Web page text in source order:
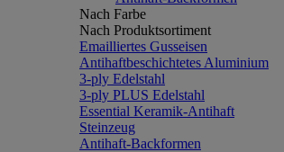
Nach Farbe
Nach Produktsortiment
Emailliertes Gusseisen
Antihaftbeschichtetes Aluminium
3-ply Edelstahl
3-ply PLUS Edelstahl
Essential Keramik-Antihaft
Steinzeug
Antihaft-Backformen